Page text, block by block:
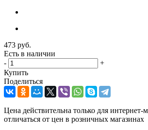
473 руб.
Есть в наличии
-
+
Купить
Поделиться
Цена действительна только для интернет-
отличаться от цен в розничных магазинах